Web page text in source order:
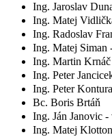
Ing. Jaroslav
Ing. Matej
Ing. Radoslav
Ing. Matej Siman
Ing. Martin
Ing. Peter
Ing. Peter Kontura
Bc. Boris Brtáň
Ing. Ján Janovic
Ing. Matej